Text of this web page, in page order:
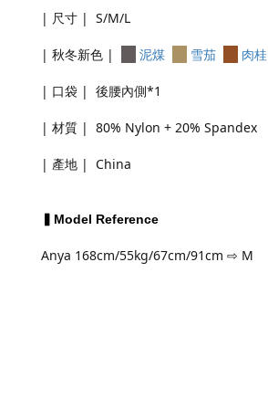
| 尺寸 | S/M/L
| 秋冬新色 | 泥煤 雪茄 肉桂
| 口袋 | 後腰內側*1
| 材質 | 80% Nylon + 20% Spandex
| 產地 | China
▍Model Reference
Anya 168cm/55kg/67cm/91cm ⇨ M